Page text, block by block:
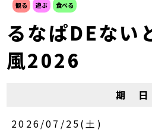
観る 遊ぶ 食べる
るなぱDEない
風2026
期 日
2026/07/25(土)